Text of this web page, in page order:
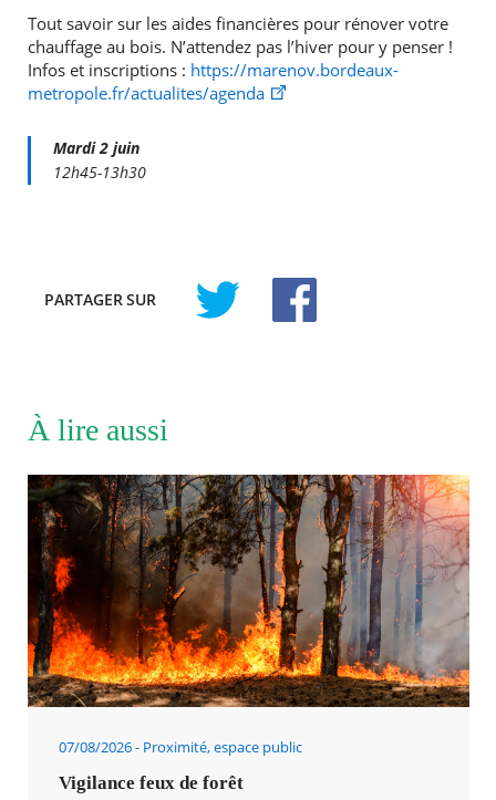
Tout savoir sur les aides financières pour rénover votre
chauffage au bois. N’attendez pas l’hiver pour y penser !
Infos et inscriptions : https://marenov.bordeaux-
metropole.fr/actualites/agenda
Mardi 2 juin
12h45-13h30
PARTAGERSUR
À lire aussi
07/08/2026 Proximité, espace public
Vigilance feux de forêt